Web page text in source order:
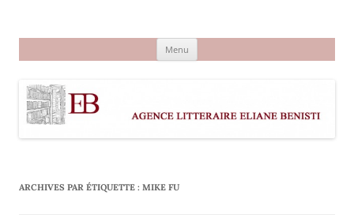
Menu
ARCHIVES PAR ÉTIQUETTE : MIKE FU